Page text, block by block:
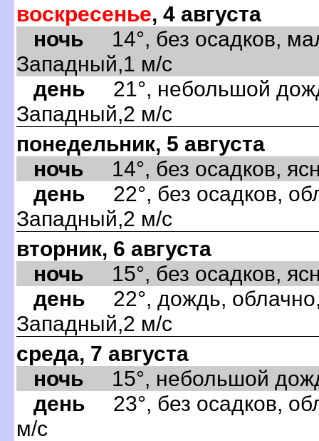
воскресенье, 4 августа
ночь 14°, без осадков,
Западный,1 м/с
день 21°, небольшой
Западный,2 м/с
понедельник, 5 августа
ночь 14°, без осадков,
день 22°, без осадков,
Западный,2 м/с
вторник, 6 августа
ночь 15°, без осадков,
день 22°, дождь,
Западный,2 м/с
среда, 7 августа
ночь 15°, небольшой
день 23°, без осадков,
м/с